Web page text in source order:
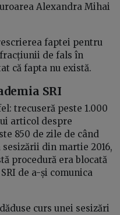
Alexandra Mihai
faptei pentru
de fals în
că fapta nu există.
SRI
trecuseră peste 1.000
articol despre
850 de zile de când
sesizării din martie 2016,
procedură era blocată
de a-și comunica
curs unei sesizări